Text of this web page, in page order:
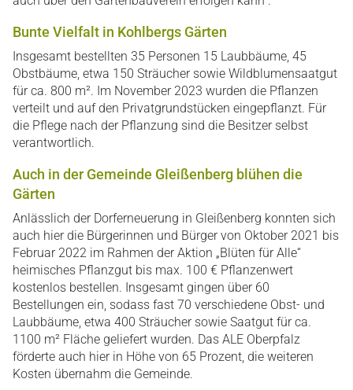
Bunte Vielfalt in Kohlbergs Gärten
Insgesamt bestellten 35 Personen 15 Laubbäume, 45
Obstbäume, etwa 150 Sträucher sowie Wildblumensaatgut
für ca. 800 m². Im November 2023 wurden die Pflanzen
verteilt und auf den Privatgrundstücken eingepflanzt. Für
die Pflege nach der Pflanzung sind die Besitzer selbst
verantwortlich.
Auch in der Gemeinde Gleißenberg blühen die
Gärten
Anlässlich der Dorferneuerung in Gleißenberg konnten sich
auch hier die Bürgerinnen und Bürger von Oktober 2021 bis
Februar 2022 im Rahmen der Aktion „Blüten für Alle“
heimisches Pflanzgut bis max. 100 € Pflanzenwert
kostenlos bestellen. Insgesamt gingen über 60
Bestellungen ein, sodass fast 70 verschiedene Obst- und
Laubbäume, etwa 400 Sträucher sowie Saatgut für ca.
1100 m² Fläche geliefert wurden. Das ALE Oberpfalz
förderte auch hier in Höhe von 65 Prozent, die weiteren
Kosten übernahm die Gemeinde.